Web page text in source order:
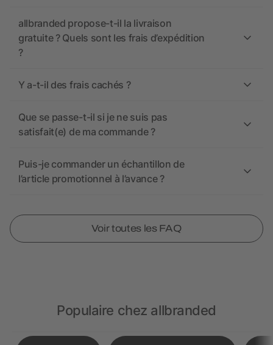
allbranded propose-t-il la livraison
gratuite ? Quels sont les frais d’expédition
?
Y a-t-il des frais cachés ?
Que se passe-t-il si je ne suis pas
satisfait(e) de ma commande ?
Puis-je commander un échantillon de
l’article promotionnel à l’avance ?
Voir toutes les FAQ
Populaire chez allbranded